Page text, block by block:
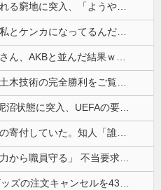
反斎藤知事派が本丸に攻め込まれる窮地に突入、「ようやく反撃のターンやね」と手際の良さに感心する人が続出中
彼氏が『この車』買おうとして私とケンカになってるんだけどｗｗｗｗｗｗ
【画像】元宝塚のセクシー女優さん、AKBと並んだ結果ｗｗｗｗ
韓国人「熊本地震で見る日本の土木技術の完全勝利をご覧ください」→「これはすごいわ」「こういうのを見ると日本人は何か適当に作る感じがしない・・・」...
FIFAとUEFAの争いが凄まじい泥沼状態に突入、UEFAの要求を呑んだFIFAだったがUEFA側は強硬姿勢を崩さず……
中居正広（無職）、熊本に多額の寄付していた。知人「誰にも知られなくてもいい、と公表してない」
【速報】福岡県知事「議員の圧力から職員守る」 不当要求防止の条例策定へ
【画像】32歳美人さん、漫画グッズの注文キャンセルを43億円分繰り返しまくり逮捕